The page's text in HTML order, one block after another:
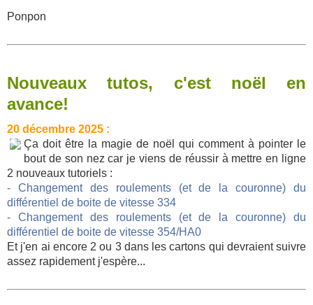
Ponpon
Nouveaux tutos, c'est noël en
avance!
20 décembre 2025 :
Ça doit être la magie de noël qui comment à pointer le
bout de son nez car je viens de réussir à mettre en ligne
2 nouveaux tutoriels :
- Changement des roulements (et de la couronne) du
différentiel de boite de vitesse 334
- Changement des roulements (et de la couronne) du
différentiel de boite de vitesse 354/HA0
Et j'en ai encore 2 ou 3 dans les cartons qui devraient suivre
assez rapidement j'espère...